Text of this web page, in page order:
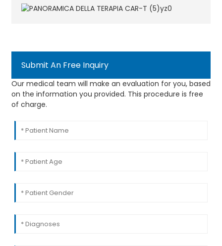
Submit An Free Inquiry
Our medical team will make an evaluation for you, based
on the information you provided. This procedure is free
of charge.